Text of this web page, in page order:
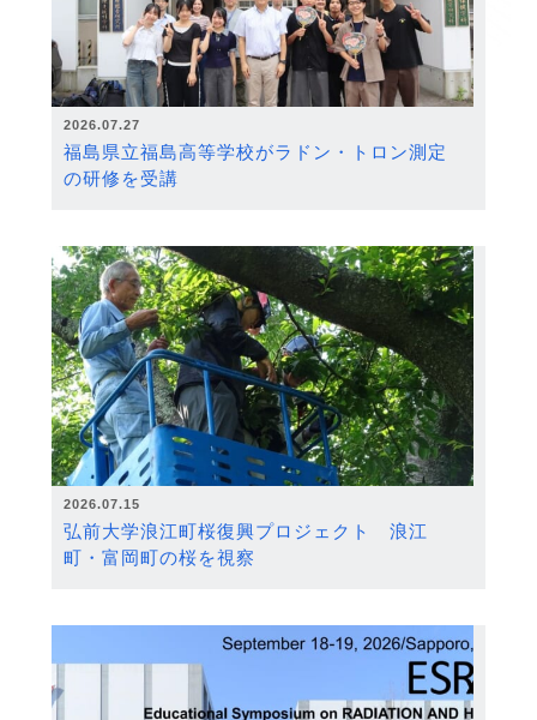
2026.07.27
福島県立福島高等学校がラドン・トロン測定
の研修を受講
2026.07.15
弘前大学浪江町桜復興プロジェクト 浪江
町・富岡町の桜を視察